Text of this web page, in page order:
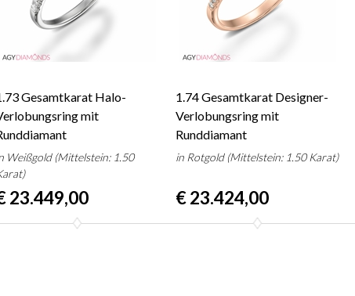
Gesamtkarat Halo-
mit
Weißgold (Mittelstein: 1.50
23.449,00
1.74 Gesamtkarat Designer-
Verlobungsring mit
Runddiamant
in Rotgold (Mittelstein: 1.50 Karat)
€ 23.424,00